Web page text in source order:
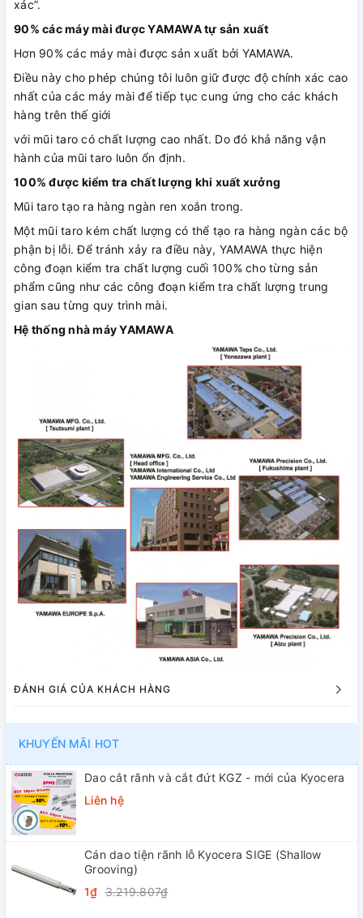
xác”.
90% các máy mài được YAMAWA tự sản xuất
Hơn 90% các máy mài được sản xuất bởi YAMAWA.
Điều này cho phép chúng tôi luôn giữ được độ chính xác cao
nhất của các máy mài để tiếp tục cung ứng cho các khách
hàng trên thế giới
với mũi taro có chất lượng cao nhất. Do đó khả năng vận
hành của mũi taro luôn ổn định.
100% được kiểm tra chất lượng khi xuất xưởng
Mũi taro tạo ra hàng ngàn ren xoắn trong.
Một mũi taro kém chất lượng có thể tạo ra hàng ngàn các bộ
phận bị lỗi. Để tránh xảy ra điều này, YAMAWA thực hiện
công đoạn kiểm tra chất lượng cuối 100% cho từng sản
phẩm cũng như các công đoạn kiểm tra chất lượng trung
gian sau từng quy trình mài.
Hệ thống nhà máy YAMAWA
ĐÁNH GIÁ CỦA KHÁCH HÀNG
KHUYẾN MÃI HOT
Dao cắt rãnh và cắt đứt KGZ - mới của Kyocera
Liên hệ
Cán dao tiện rãnh lỗ Kyocera SIGE (Shallow
Grooving)
1₫ 3.219.807₫